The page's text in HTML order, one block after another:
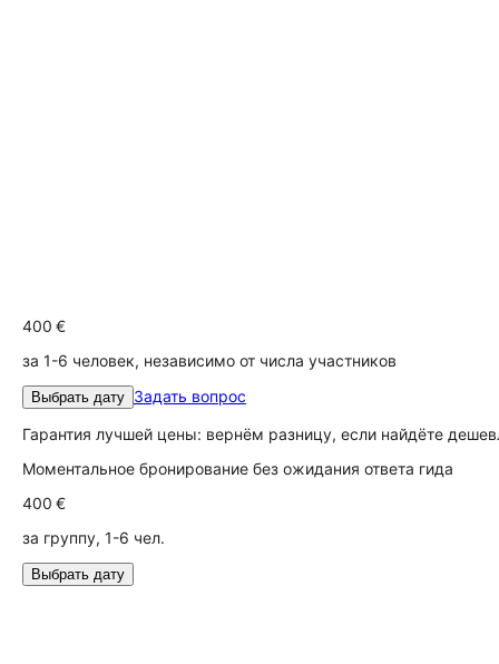
400 €
за 1-6 человек, независимо от числа участников
Выбрать дату Задать вопрос
Гарантия лучшей цены: вернём разницу, если найдёте
Моментальное бронирование без ожидания ответа гида
400 €
за группу, 1-6 чел.
Выбрать дату